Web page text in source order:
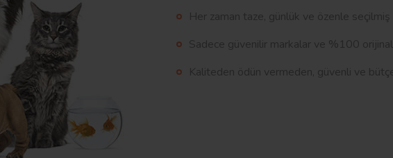
Her zaman taze, günlük ve özenle
Sadece güvenilir markalar ve %100
Kaliteden ödün vermeden, güvenli ve